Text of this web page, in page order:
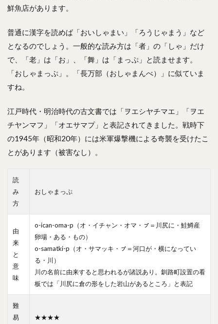
鮮魚店があります。
普通に漢字を読めば「おいしゃまい」「ろうじゃまう」など
となるのでしょう。一般的な読み方は「者」の「しゃ」だけ
で、「老」は「お」、「舞」は「まっぷ」と読ませます。
「おしゃまっぷ」。「長万部（おしゃまんべ）」に似ていま
すね。
江戸時代・明治時代の古文書では「ヲエシヤチマエ」「ヲエ
チヤンマフ」「オエサマプ」と表記されてきました。戦時下
の1945年（昭和20年）には米軍爆撃機による奇襲を受けたこ
とがあります（被害なし）。
読
み
方
おしゃまっぷ
由
来
と
意
味
o-ican-oma-p（オ・イチャン・オマ・ㇷ゚＝川尻に・鮭鱒産
卵場・ある・もの）
o-samatki-p（オ・サマッキ・ㇷ゚＝河口が・横になってい
る・川）
川の名前に由来すると思われるが諸説あり。釧路町設置の看
板では「川尻に倉の形をした岩山があるところ」と表記
難
易
★★★★